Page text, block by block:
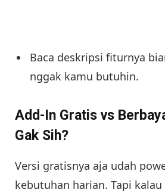
Baca deskripsi fiturnya
nggak kamu butuhin.
Add-In Gratis vs
Gak Sih?
Versi gratisnya aja udah
kebutuhan harian. Tapi